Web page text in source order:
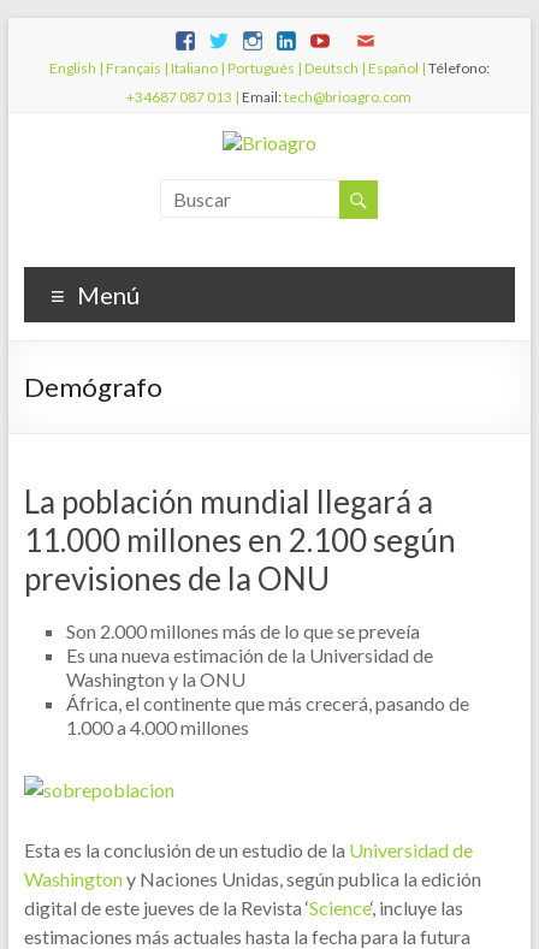
English | Français | Italiano | Portugués | Deutsch | Español | Télefono:
+34687 087 013 | Email:tech@brioagro.com
Menú
Demógrafo
La población mundial llegará a
11.000 millones en 2.100 según
previsiones de la ONU
Son 2.000 millones más de lo que se preveía
Es una nueva estimación de la Universidad de
Washington y la ONU
África, el continente que más crecerá, pasando de
1.000 a 4.000 millones
Esta es la conclusión de un estudio de la Universidad de
Washingtony Naciones Unidas, según publica la edición
digital de este jueves de la Revista ‘Science‘, incluye las
estimaciones más actuales hasta la fecha para la futura